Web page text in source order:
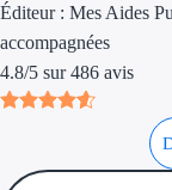
Éditeur : Mes Aides
accompagnées
4.8/5 sur 486 avis